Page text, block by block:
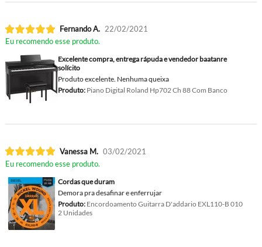
Fernando A. 22/02/2021
Eu recomendo esse produto.
Excelente compra, entrega rápuda e vendedor baatanre
solícito
Produto excelente. Nenhuma queixa
Produto:Piano Digital Roland Hp702 Ch 88 Com Banco
Vanessa M. 03/02/2021
Eu recomendo esse produto.
Cordas que duram
Demora pra desafinar e enferrujar
Produto:Encordoamento Guitarra D'addario EXL110-B 010
2 Unidades